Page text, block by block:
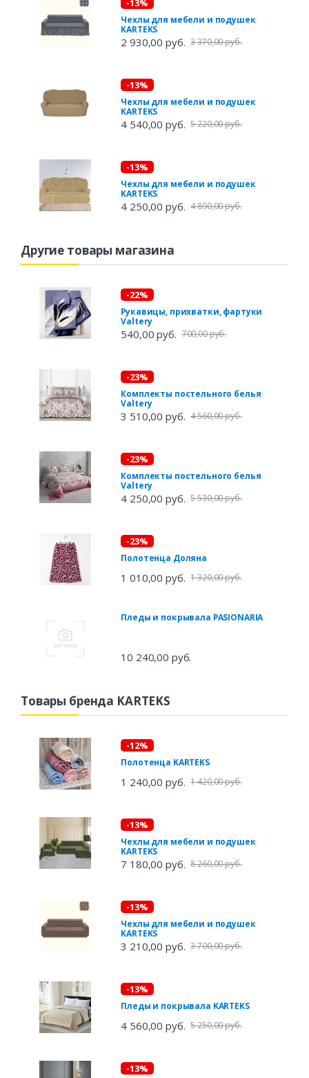
Чехлы для мебели и подушек
KARTEKS
2 930,00 руб. 3 370,00 руб.
-13%
Чехлы для мебели и подушек
KARTEKS
4 540,00 руб. 5 220,00 руб.
-13%
Чехлы для мебели и подушек
KARTEKS
4 250,00 руб. 4 890,00 руб.
Другие товары магазина
-22%
Рукавицы, прихватки, фартуки
Valtery
540,00 руб. 700,00 руб.
-23%
Комплекты постельного белья
Valtery
3 510,00 руб. 4 560,00 руб.
-23%
Комплекты постельного белья
Valtery
4 250,00 руб. 5 530,00 руб.
-23%
Полотенца Доляна
1 010,00 руб. 1 320,00 руб.
Пледы и покрывала PASIONARIA
10 240,00 руб.
Товары бренда KARTEKS
-12%
Полотенца KARTEKS
1 240,00 руб. 1 420,00 руб.
-13%
Чехлы для мебели и подушек
KARTEKS
7 180,00 руб. 8 260,00 руб.
-13%
Чехлы для мебели и подушек
KARTEKS
3 210,00 руб. 3 700,00 руб.
-13%
Пледы и покрывала KARTEKS
4 560,00 руб. 5 250,00 руб.
-13%